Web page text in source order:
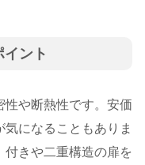
ント
や断熱性です。安価
になることもありま
きや二重構造の扉を